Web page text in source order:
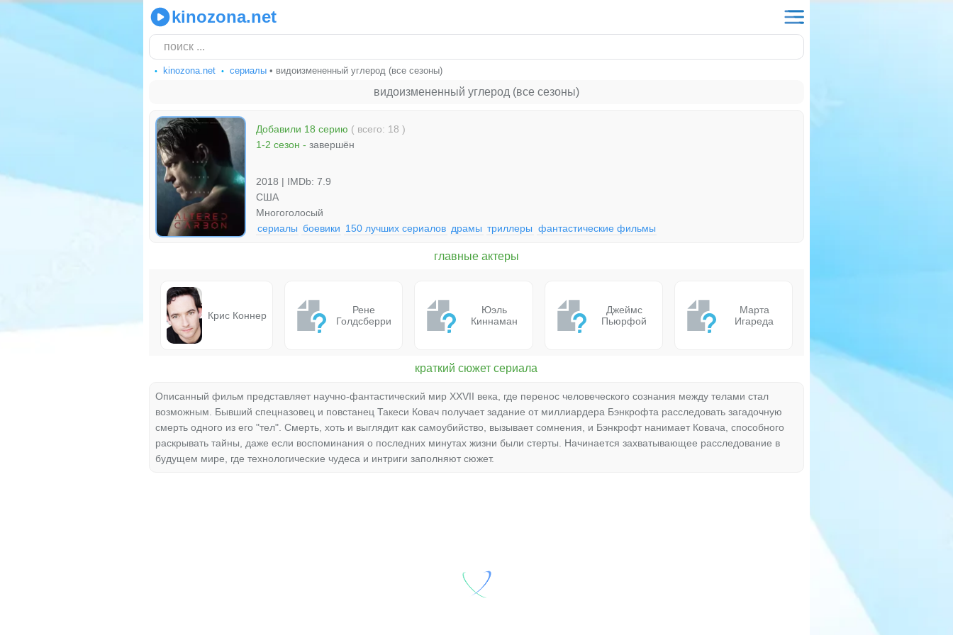
kinozona.net
kinozona.net сериалы• видоизмененный углерод (все сезоны)
видоизмененный углерод (все сезоны)
Добавили 18 серию ( всего: 18 )
1-2 сезон - завершён
2018 | IMDb: 7.9
США
Многоголосый
сериалы боевики 150 лучших сериалов драмы триллеры фантастические фильмы
главные актеры
Крис Коннер
Рене
Голдсберри
Юэль
Киннаман
Джеймс
Пьюрфой
Марта
Игареда
краткий сюжет сериала
Описанный фильм представляет научно-фантастический мир XXVII века, где перенос человеческого сознания между телами стал
возможным. Бывший спецназовец и повстанец Такеси Ковач получает задание от миллиардера Бэнкрофта расследовать загадочную
смерть одного из его "тел". Смерть, хоть и выглядит как самоубийство, вызывает сомнения, и Бэнкрофт нанимает Ковача, способного
раскрывать тайны, даже если воспоминания о последних минутах жизни были стерты. Начинается захватывающее расследование в
будущем мире, где технологические чудеса и интриги заполняют сюжет.